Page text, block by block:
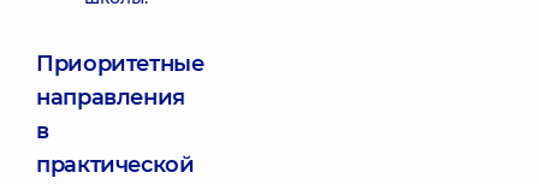
Приоритетные
направления
в
практической